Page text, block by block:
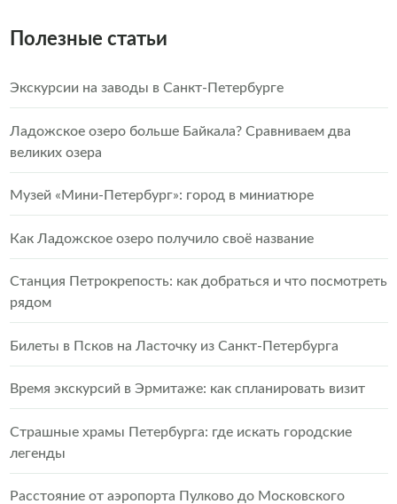
Полезные статьи
Экскурсии на заводы в Санкт-Петербурге
Ладожское озеро больше Байкала? Сравниваем два
великих озера
Музей «Мини-Петербург»: город в миниатюре
Как Ладожское озеро получило своё название
Станция Петрокрепость: как добраться и что посмотреть
рядом
Билеты в Псков на Ласточку из Санкт-Петербурга
Время экскурсий в Эрмитаже: как спланировать визит
Страшные храмы Петербурга: где искать городские
легенды
Расстояние от аэропорта Пулково до Московского